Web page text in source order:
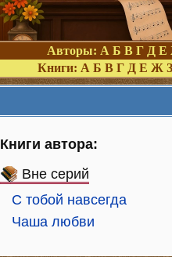
Авторы: А Б В Г Д Е
Книги: А Б В Г Д Е Ж З
Книги автора:
Вне серий
С тобой навсегда
Чаша любви